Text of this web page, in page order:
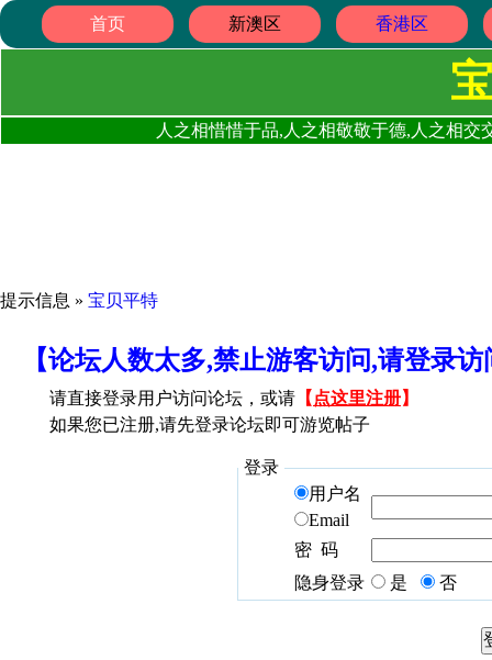
首页 新澳区 香港区
人之相惜惜于品,人之相敬敬于德,人之相
提示信息 » 宝贝平特
【论坛人数太多,禁止游客访问,请登录
请直接登录用户访问论坛，或请 【 点这里注册】
如果您已注册,请先登录论坛即可游览帖子
登录
用户名
Email
密 码
隐身登录
是 否